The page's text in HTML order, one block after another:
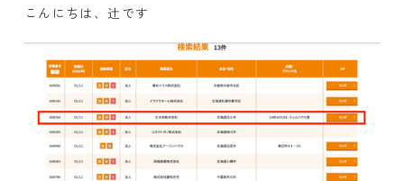
こんにちは、辻です